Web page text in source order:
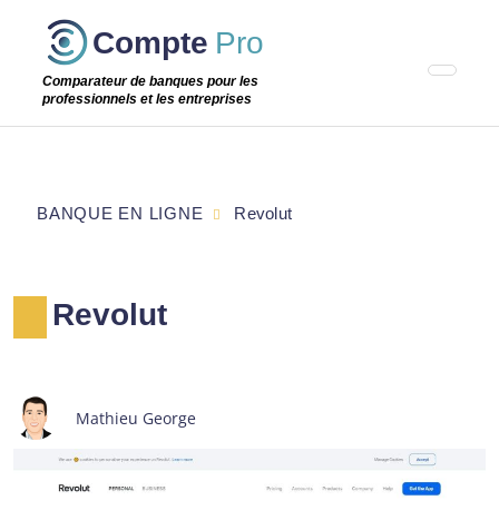
Passer
étape
Compte Pro
Comparateur de banques pour les
professionnels et les entreprises
Revolut
Mathieu George
BANQUE EN LIGNE Revolut